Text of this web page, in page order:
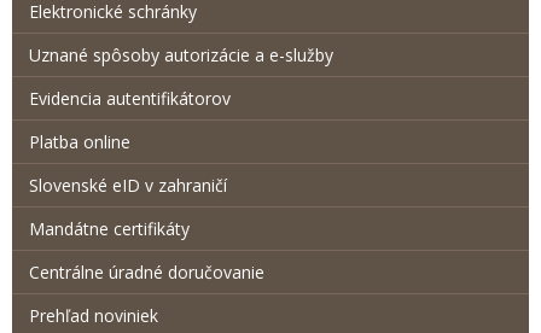
Elektronické schránky
Uznané spôsoby autorizácie a e-služby
Evidencia autentifikátorov
Platba online
Slovenské eID v zahraničí
Mandátne certifikáty
Centrálne úradné doručovanie
Prehľad noviniek